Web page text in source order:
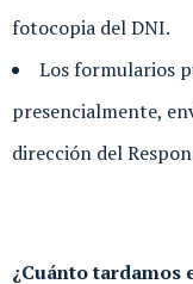
fotocopia del DNI.
Los formularios
presencialmente,
dirección del
¿Cuánto tardamos